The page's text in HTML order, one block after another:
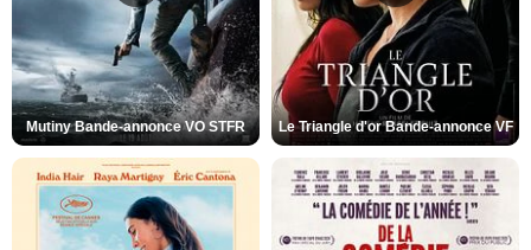
Mutiny Bande-annonce VO STFR Le Triangle d'or Bande-annonce VF